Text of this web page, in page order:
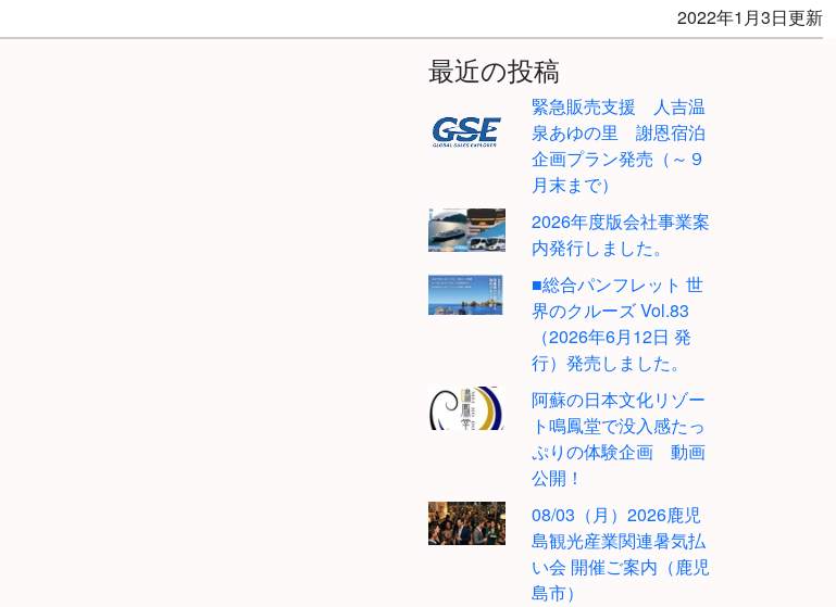
2022年1月3日更新
最近の投稿
緊急販売支援 人吉温
泉あゆの里 謝恩宿泊
企画プラン発売（～９
月末まで）
2026年度版会社事業案
内発行しました。
■総合パンフレット 世
界のクルーズ Vol.83
（2026年6月12日 発
行）発売しました。
阿蘇の日本文化リゾー
ト鳴鳳堂で没入感たっ
ぷりの体験企画 動画
公開！
08/03（月）2026鹿児
島観光産業関連暑気払
い会 開催ご案内（鹿児
島市）